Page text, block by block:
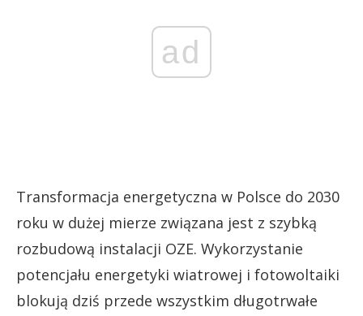
ad
Transformacja energetyczna w Polsce do 2030
roku w dużej mierze związana jest z szybką
rozbudową instalacji OZE. Wykorzystanie
potencjału energetyki wiatrowej i fotowoltaiki
blokują dziś przede wszystkim długotrwałe